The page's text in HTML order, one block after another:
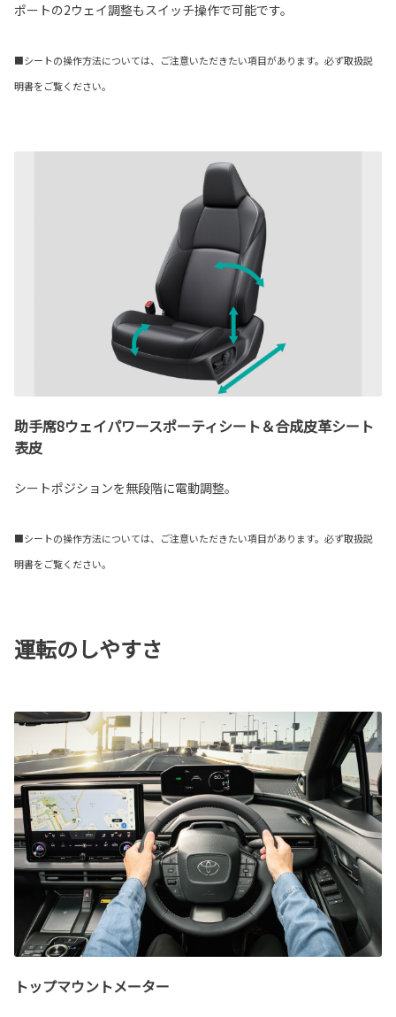
ポートの2ウェイ調整もスイッチ操作で可能です。
■シートの操作方法については、ご注意いただきたい項目があります。必ず取扱説
明書をご覧ください。
助手席8ウェイパワースポーティシート＆合成皮革シート
表皮
シートポジションを無段階に電動調整。
■シートの操作方法については、ご注意いただきたい項目があります。必ず取扱説
明書をご覧ください。
運転のしやすさ
トップマウントメーター